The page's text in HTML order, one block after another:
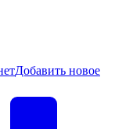
Добавить новое